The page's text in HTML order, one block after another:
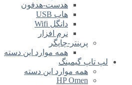
هدست-هدفون
هاب USB
دانگل Wifi
نرم افزار
پرینتر-چاپگر
همه موارد این دسته
لپ تاپ گیمینگ
همه موارد این دسته
HP Omen